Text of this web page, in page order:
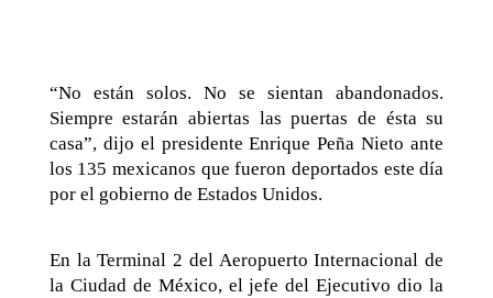
“No están solos. No se sientan abandonados.
Siempre estarán abiertas las puertas de ésta su
casa”, dijo el presidente Enrique Peña Nieto ante
los 135 mexicanos que fueron deportados este día
por el gobierno de Estados Unidos.
En la Terminal 2 del Aeropuerto Internacional de
la Ciudad de México, el jefe del Ejecutivo dio la